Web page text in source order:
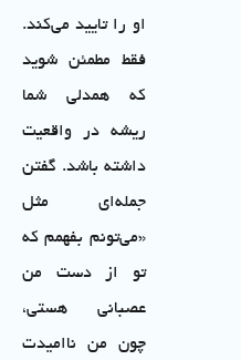
او را تایید می‌کند.
فقط مطمئن شوید
که همدلی شما
ریشه در واقعیت
داشته باشد. گفتن
جمله‌ای مثل
«می‌تونم بفهمم که
تو از دست من
عصبانی هستی،
چون من ناامیدت